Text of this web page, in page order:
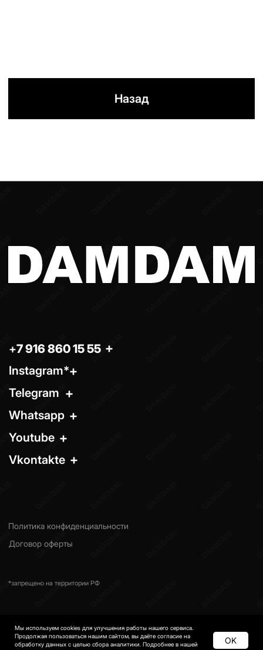
2026 разработано вwebius.pro
Мы используем cookies для улучшения работы нашего сервиса.
Продолжая пользоваться нашим сайтом, вы даёте согласие на
обработку данных с целью сбора аналитики. Подробнее в нашей
OK